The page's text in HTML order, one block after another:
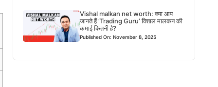
Vishal malkan net worth: क्या आप
जानते हैं ‘Trading Guru’ विशाल मालकन की
कमाई कितनी है?
Published On: November 8, 2025